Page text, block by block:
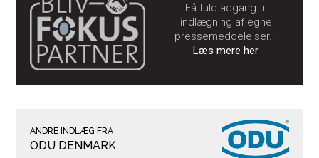
Få fuld adgang til
indlægning af egne
pressemeddelelser...
Læs mere her
ANDRE INDLÆG FRA
ODU DENMARK